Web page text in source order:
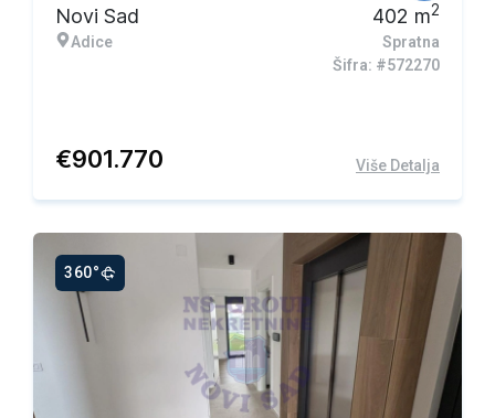
Novi Sad
Adice
402 m2
Spratna
Šifra: #572270
€901.770 Više Detalja
360°